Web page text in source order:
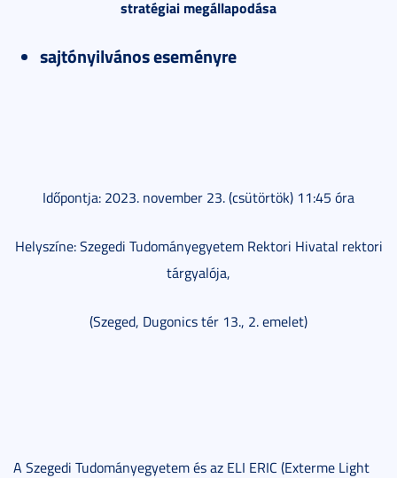
stratégiai megállapodása
sajtónyilvános eseményre
Időpontja: 2023. november 23. (csütörtök) 11:45 óra
Helyszíne: Szegedi Tudományegyetem Rektori Hivatal rektori
tárgyalója,
(Szeged, Dugonics tér 13., 2. emelet)
A Szegedi Tudományegyetem és az ELI ERIC (Exterme Light